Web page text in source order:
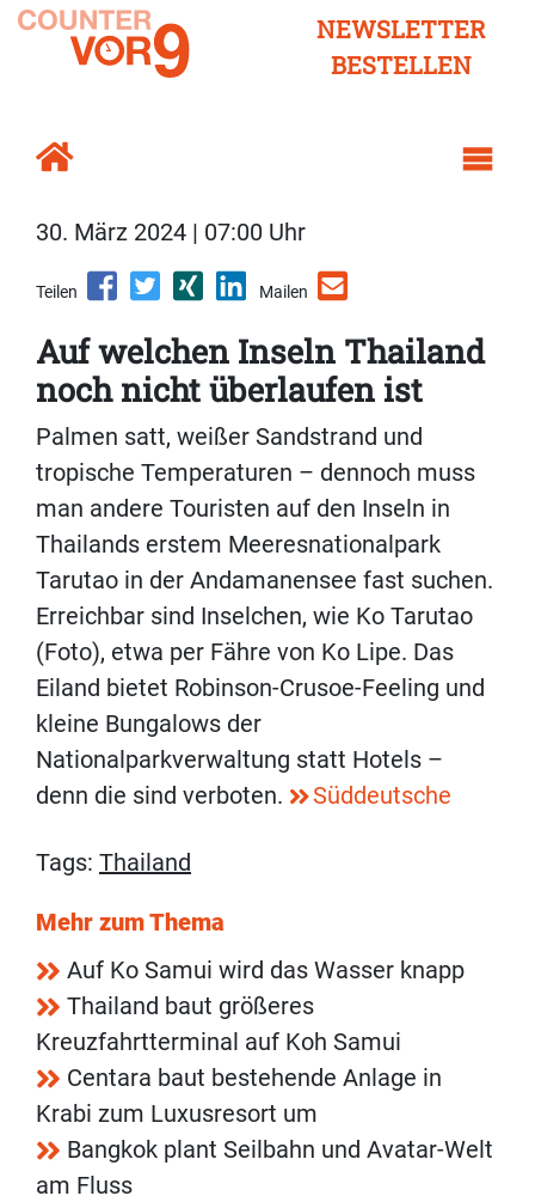
NEWSLETTER
BESTELLEN
30. März 2024 | 07:00 Uhr
Teilen Mailen
Auf welchen Inseln Thailand
noch nicht überlaufen ist
Palmen satt, weißer Sandstrand und
tropische Temperaturen – dennoch muss
man andere Touristen auf den Inseln in
Thailands erstem Meeresnationalpark
Tarutao in der Andamanensee fast suchen.
Erreichbar sind Inselchen, wie Ko Tarutao
(Foto), etwa per Fähre von Ko Lipe. Das
Eiland bietet Robinson-Crusoe-Feeling und
kleine Bungalows der
Nationalparkverwaltung statt Hotels –
denn die sind verboten.
Süddeutsche
Tags: Thailand
Mehr zum Thema
Auf Ko Samui wird das Wasser knapp
Thailand baut größeres
Kreuzfahrtterminal auf Koh Samui
Centara baut bestehende Anlage in
Krabi zum Luxusresort um
Bangkok plant Seilbahn und Avatar-Welt
am Fluss